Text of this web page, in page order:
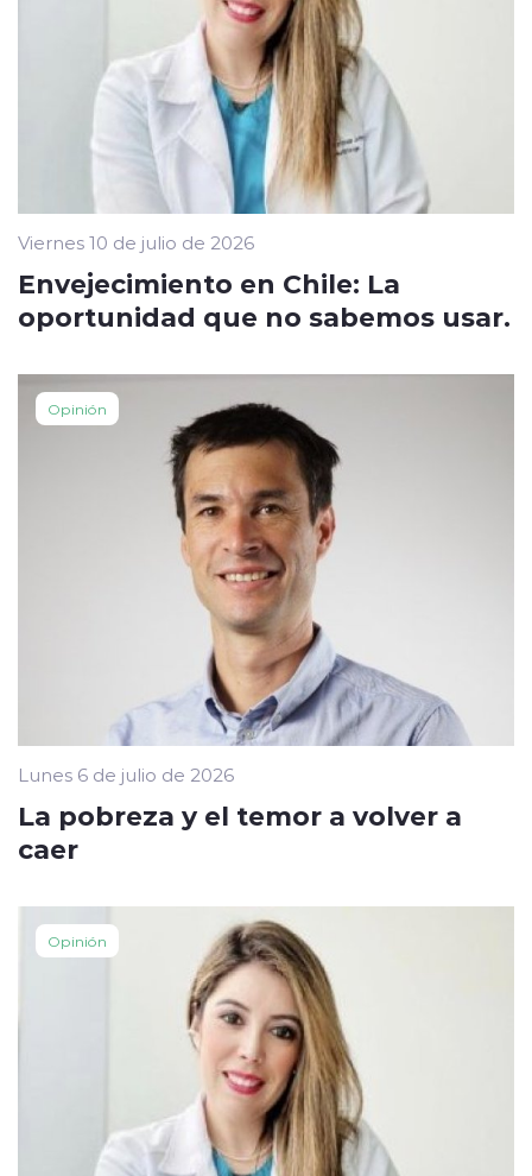
Viernes 10 de julio de 2026
Envejecimiento en Chile: La
oportunidad que no sabemos usar.
Opinión
Lunes 6 de julio de 2026
La pobreza y el temor a volver a
caer
Opinión